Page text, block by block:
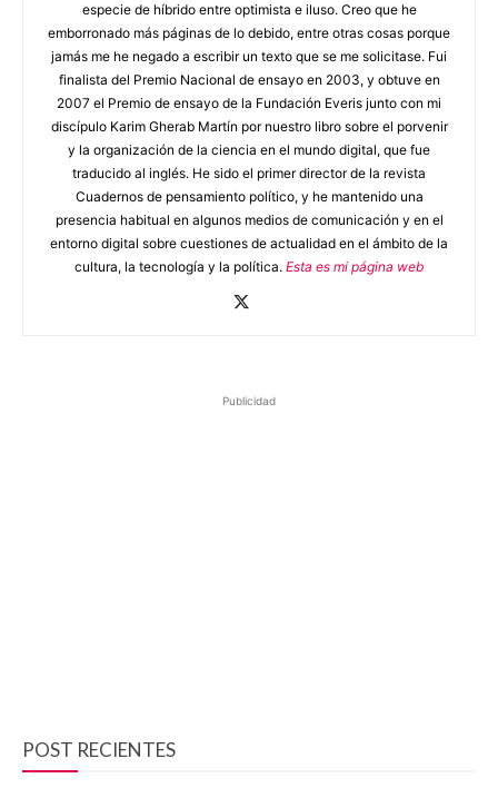
especie de híbrido entre optimista e iluso. Creo que he
emborronado más páginas de lo debido, entre otras cosas porque
jamás me he negado a escribir un texto que se me solicitase. Fui
finalista del Premio Nacional de ensayo en 2003, y obtuve en
2007 el Premio de ensayo de la Fundación Everis junto con mi
discípulo Karim Gherab Martín por nuestro libro sobre el porvenir
y la organización de la ciencia en el mundo digital, que fue
traducido al inglés. He sido el primer director de la revista
Cuadernos de pensamiento político, y he mantenido una
presencia habitual en algunos medios de comunicación y en el
entorno digital sobre cuestiones de actualidad en el ámbito de la
cultura, la tecnología y la política. Esta es mi página web
Publicidad
POST RECIENTES